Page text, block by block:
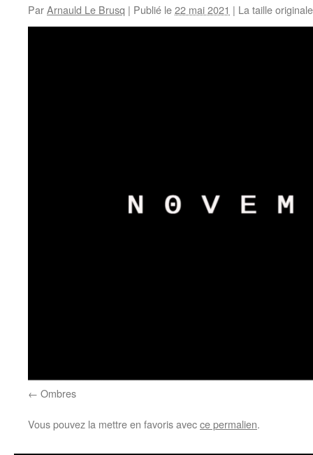
ParArnauld Le Brusq | Publié le22 mai 2021 | La taille
Ombres
Vous pouvez la mettre en favoris avecce permalien.